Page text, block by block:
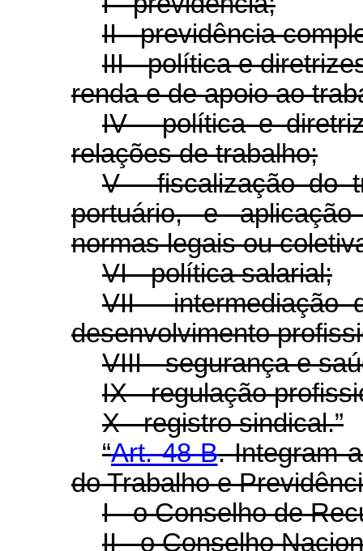
II - previdência
III - política e
renda e de apoio ao
IV - política e
relações de trabalho;
V - fiscalização do
portuário, e
normas legais ou
VI - política salarial;
VII - intermediação
desenvolvimento
VIII - segurança e
IX - regulação
X - registro sindical.”
“Art. 48-B. Integram
do Trabalho e
I - o Conselho de
II - o Conselho